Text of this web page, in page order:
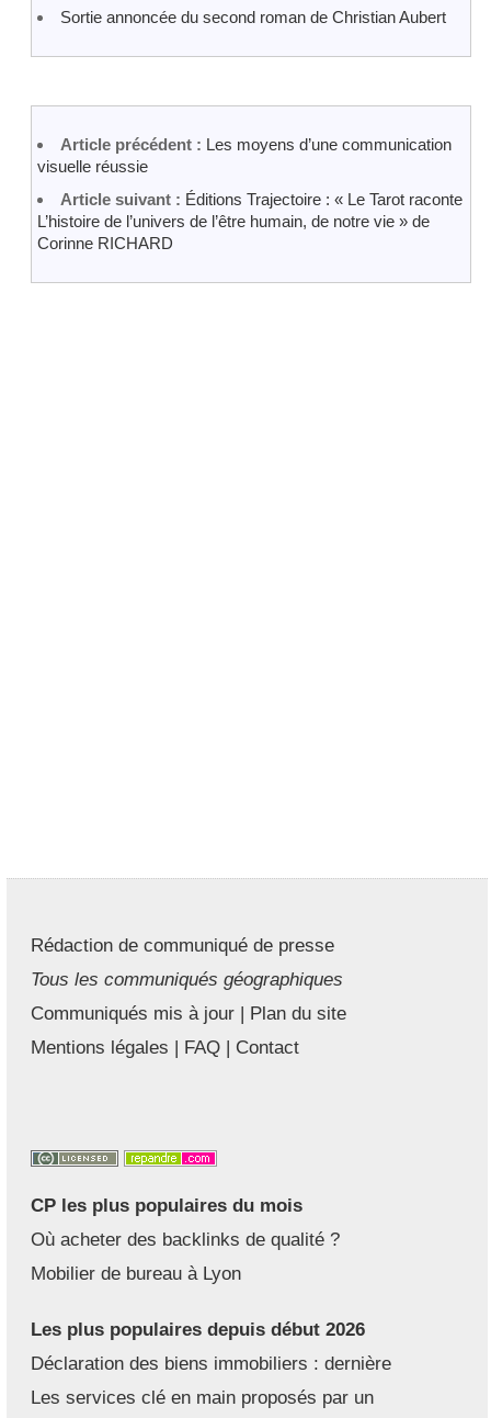
Sortie annoncée du second roman de Christian Aubert
Article précédent : Les moyens d’une communication
visuelle réussie
Article suivant : Éditions Trajectoire : « Le Tarot raconte
L’histoire de l’univers de l’être humain, de notre vie » de
Corinne RICHARD
Rédaction de communiqué de presse
Tous les communiqués géographiques
Communiqués mis à jour | Plan du site
Mentions légales | FAQ | Contact
CP les plus populaires du mois
Où acheter des backlinks de qualité ?
Mobilier de bureau à Lyon
Les plus populaires depuis début 2026
Déclaration des biens immobiliers : dernière
Les services clé en main proposés par un